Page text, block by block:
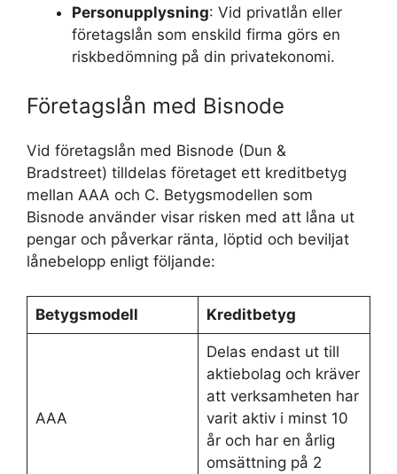
Personupplysning: Vid privatlån eller
företagslån som enskild firma görs en
riskbedömning på din privatekonomi.
Företagslån med Bisnode
Vid företagslån med Bisnode (Dun &
Bradstreet) tilldelas företaget ett kreditbetyg
mellan AAA och C. Betygsmodellen som
Bisnode använder visar risken med att låna ut
pengar och påverkar ränta, löptid och beviljat
lånebelopp enligt följande:
Betygsmodell Kreditbetyg
AAA
Delas endast ut till
aktiebolag och kräver
att verksamheten har
varit aktiv i minst 10
år och har en årlig
omsättning på 2